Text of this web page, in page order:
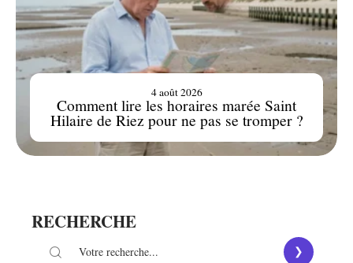
Comment lire les horaires marée Saint
Hilaire de Riez pour ne pas se tromper ?
4 août 2026
RECHERCHE